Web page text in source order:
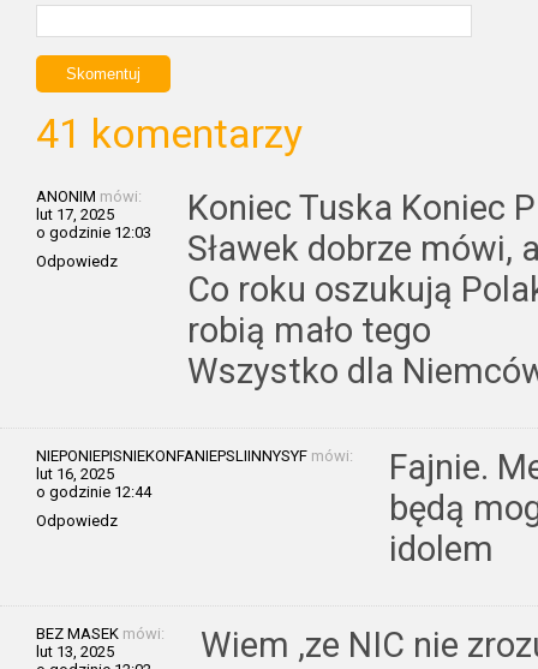
41 komentarzy
ANONIM mówi:
lut 17, 2025
o godzinie 12:03
Odpowiedz
Koniec Tuska Koniec
Sławek dobrze mówi,
Co roku oszukują
robią mało tego
Wszystko dla
NIEPONIEPISNIEKONFANIEPSLIINNYSYF mówi:
lut 16, 2025
o godzinie 12:44
Odpowiedz
Fajnie.
będą
idolem
BEZ MASEK mówi:
lut 13, 2025
Wiem ,ze NIC nie